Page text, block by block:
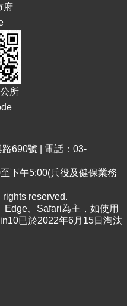
磚，紅橋景點的紀念碑是
府
所
690號 | 電話：03-
下午5:00(兵役及健保業務
reserved.
、Safari為主，如使用
已於2022年6月15日淘汰